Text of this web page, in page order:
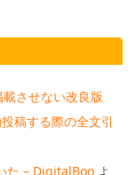
させない改良版
稿する際の全文引
た – DigitalBoo よ